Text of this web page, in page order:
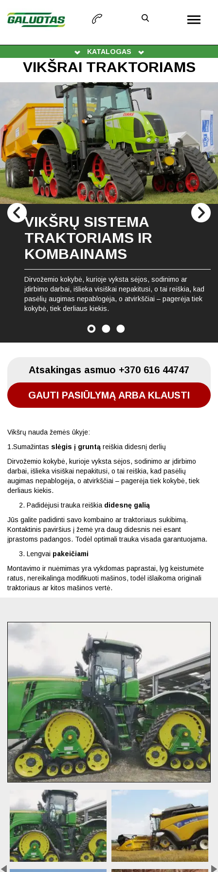
KATALOGAS
VIKŠRAI TRAKTORIAMS
VIKŠRŲ SISTEMA
TRAKTORIAMS IR
KOMBAINAMS
Dirvožemio kokybė, kurioje vyksta sėjos, sodinimo ar
įdirbimo darbai, išlieka visiškai nepakitusi, o tai reiškia, kad
pasėlių augimas nepablogėja, o atvirkščiai – pagerėja tiek
kokybė, tiek derliaus kiekis.
Atsakingas asmuo +370 616 44747
GAUTI PASIŪLYMĄ ARBA KLAUSTI
Vikšrų nauda žemės ūkyje:
1.Sumažintas slėgis į gruntą reiškia didesnį derlių
Dirvožemio kokybė, kurioje vyksta sėjos, sodinimo ar įdirbimo
darbai, išlieka visiškai nepakitusi, o tai reiškia, kad pasėlių
augimas nepablogėja, o atvirkščiai – pagerėja tiek kokybė, tiek
derliaus kiekis.
Padidėjusi trauka reiškia didesnę galią
Jūs galite padidinti savo kombaino ar traktoriaus sukibimą.
Kontaktinis paviršius į žemė yra daug didesnis nei esant
įprastoms padangos. Todėl optimali trauka visada garantuojama.
Lengvai pakeičiami
Montavimo ir nuėmimas yra vykdomas paprastai, lyg keistumėte
ratus, nereikalinga modifikuoti mašinos, todėl išlaikoma originali
traktoriaus ar kitos mašinos vertė.